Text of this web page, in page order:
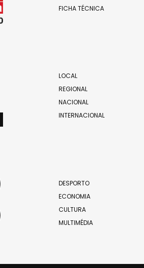
FICHA TÉCNICA
LOCAL
REGIONAL
NACIONAL
INTERNACIONAL
DESPORTO
ECONOMIA
CULTURA
MULTIMÉDIA